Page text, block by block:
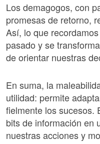
Los demagogos, con
promesas de retorno,
Así, lo que
pasado y se
de orientar nuestras
En suma, la
utilidad: permite
fielmente los sucesos.
bits de información en
nuestras acciones y